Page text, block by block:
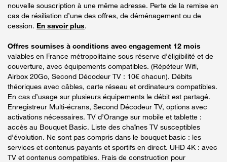
nouvelle souscription à une même adresse. Perte de la remise en
cas de résiliation d’une des offres, de déménagement ou de
cession. En savoir plus.
Offres soumises à conditions avec engagement 12 mois
valables en France métropolitaine sous réserve d’éligibilité et de
couverture, avec équipements compatibles. (Répéteur Wifi,
Airbox 20Go, Second Décodeur TV : 10€ chacun). Débits
théoriques avec câbles, carte réseau et ordinateurs compatibles.
En cas d’usage sur plusieurs équipements le débit est partagé.
Enregistreur Multi-écrans, Second Décodeur TV, options avec
activations nécessaires. TV d’Orange sur mobile et tablette :
accès au Bouquet Basic. Liste des chaînes TV susceptibles
d’évolution. Ne sont pas compris dans le bouquet basic : les
services et contenus payants et sportifs en direct. UHD 4K : avec
TV et contenus compatibles. Frais de construction pour